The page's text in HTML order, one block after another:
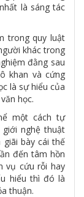
là sáng tác
trong quy luật
khác trong
đằng sau
khan và cứng
là sự hiểu của
học.
một cách tự
giới nghệ thuật
bày cái thế
đến tâm hồn
vụ cứu rỗi hay
hiểu thì đó là
thuận.